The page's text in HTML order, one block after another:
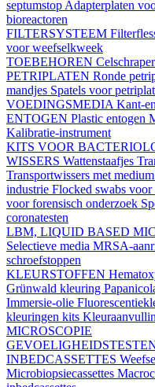
septumstop Adapterplaten
bioreactoren
FILTERSYSTEEM
voor weefselkweek
TOEBEHOREN
PETRIPLATEN Ronde
mandjes Spatels voor
VOEDINGSMEDIA Kant-
ENTOGEN Plastic entogen
Kalibratie-instrument
KITS VOOR
WISSERS Wattenstaafjes
Transportwissers met medium
industrie Flocked swabs
voor forensisch onderzoek
coronatesten
LBM, LIQUID BASED
Selectieve media MRSA-
schroefstoppen
KLEURSTOFFEN
Grünwald kleuring
Immersie-olie
kleuringen kits
MICROSCOPIE
INBEDCASSETTES
Microbiopsiecassettes